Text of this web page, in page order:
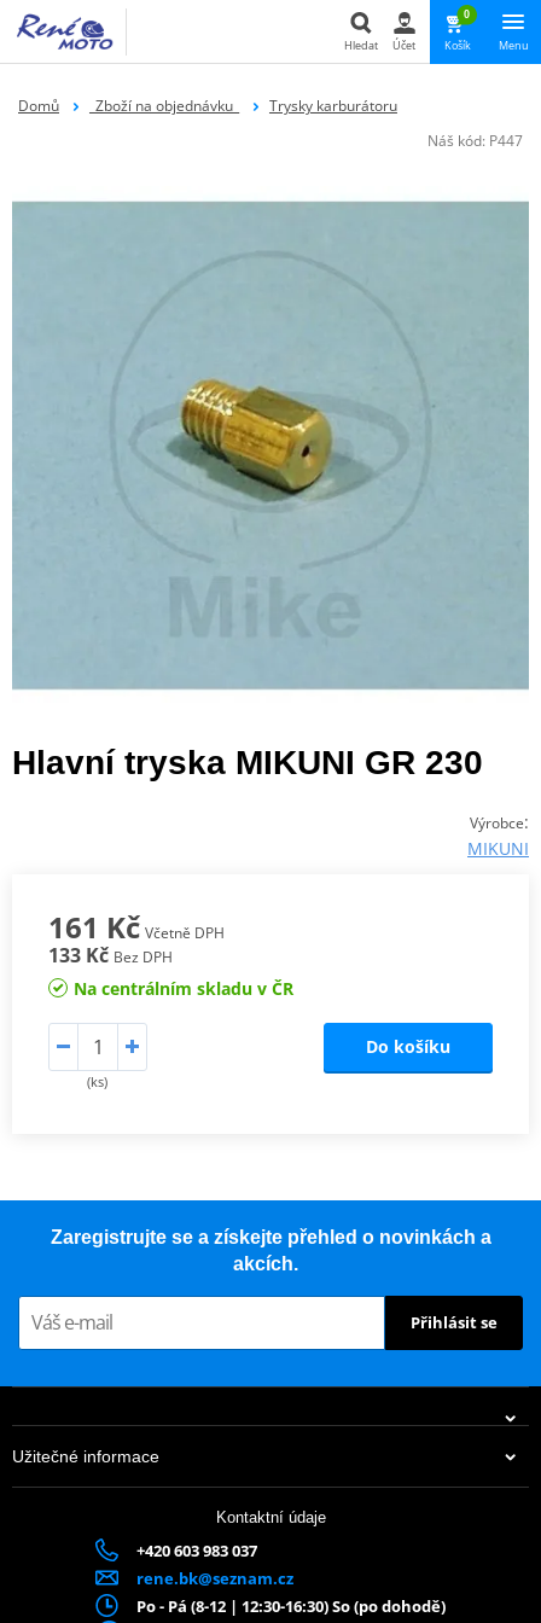
Hledat Účet
0
Košík Menu
Domů _Zboží na objednávku_
Trysky karburátoru
Náš kód: P447
Hlavní tryska MIKUNI GR 230
Výrobce:
MIKUNI
161 Kč Včetně DPH
133 Kč Bez DPH
Na centrálním skladu v ČR
(ks)
Do košíku
Zaregistrujte se a získejte přehled o novinkách a
akcích.
Přihlásit se
Užitečné informace
Kontaktní údaje
+420 603 983 037
rene.bk@seznam.cz
Po - Pá (8-12 | 12:30-16:30) So (po dohodě)